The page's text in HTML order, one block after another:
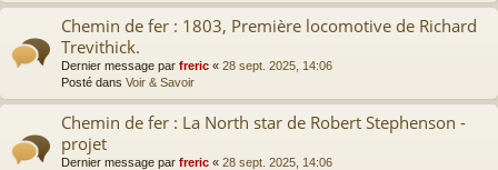
Chemin de fer : 1803, Première locomotive de Richard
Trevithick.
Dernier message par freric « 28 sept. 2025, 14:06
Posté dans Voir & Savoir
Chemin de fer : La North star de Robert Stephenson -
projet
Dernier message par freric « 28 sept. 2025, 14:06